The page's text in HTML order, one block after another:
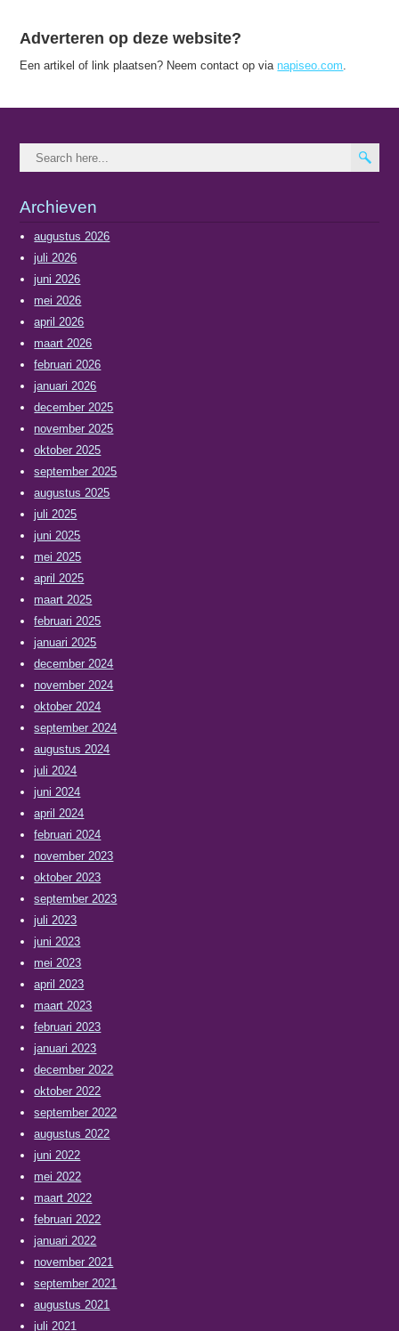
Adverteren op deze website?
Een artikel of link plaatsen? Neem contact op vianapiseo.com.
Archieven
augustus 2026
juli 2026
juni 2026
mei 2026
april 2026
maart 2026
februari 2026
januari 2026
december 2025
november 2025
oktober 2025
september 2025
augustus 2025
juli 2025
juni 2025
mei 2025
april 2025
maart 2025
februari 2025
januari 2025
december 2024
november 2024
oktober 2024
september 2024
augustus 2024
juli 2024
juni 2024
april 2024
februari 2024
november 2023
oktober 2023
september 2023
juli 2023
juni 2023
mei 2023
april 2023
maart 2023
februari 2023
januari 2023
december 2022
oktober 2022
september 2022
augustus 2022
juni 2022
mei 2022
maart 2022
februari 2022
januari 2022
november 2021
september 2021
augustus 2021
juli 2021